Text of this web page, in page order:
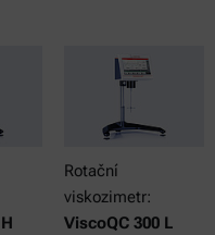
Rotační
viskozimetr:
ViscoQC 300 L